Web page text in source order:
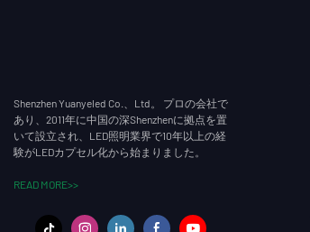
Shenzhen Yuanyeled Co.、Ltd。 プロの会社で
あり、2011年に中国の深Shenzhenに拠点を置
いて設立され、LED照明業界で10年以上の経
験がLEDカプセル化から始まりました。
READ MORE>>